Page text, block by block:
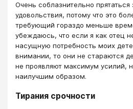
Очень соблазнительно прятаться
удовольствия, потому что это
требующий гораздо меньше
убеждаюсь, что если я как отец
насущную потребность моих
внимании, то они не стараются
не проявляют максимум усилий,
наилучшим образом.
Тирания срочности